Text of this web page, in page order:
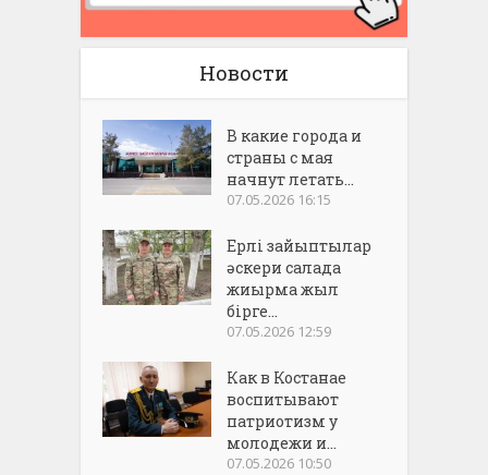
Новости
В какие города и
страны с мая
начнут летать...
07.05.2026 16:15
Ерлі зайыптылар
әскери салада
жиырма жыл
бірге...
07.05.2026 12:59
Как в Костанае
воспитывают
патриотизм у
молодежи и...
07.05.2026 10:50